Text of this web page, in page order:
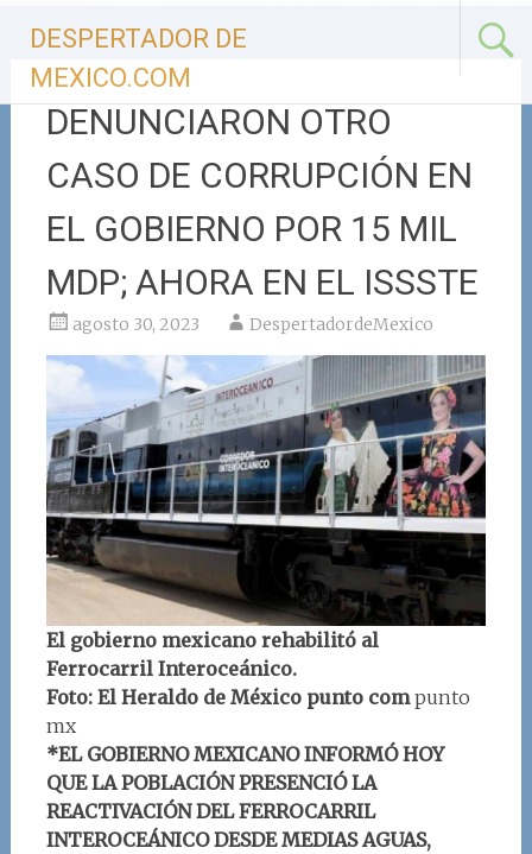
contenido
DESPERTADOR DE
MEXICO.COM
DENUNCIARON OTRO
CASO DE CORRUPCIÓN EN
EL GOBIERNO POR 15 MIL
MDP; AHORA EN EL ISSSTE
agosto 30, 2023 DespertadordeMexico
El gobierno mexicano rehabilitó al
Ferrocarril Interoceánico.
Foto: El Heraldo de México punto compunto
mx
*EL GOBIERNO MEXICANO INFORMÓ HOY
QUE LA POBLACIÓN PRESENCIÓ LA
REACTIVACIÓN DEL FERROCARRIL
INTEROCEÁNICO DESDE MEDIAS AGUAS,